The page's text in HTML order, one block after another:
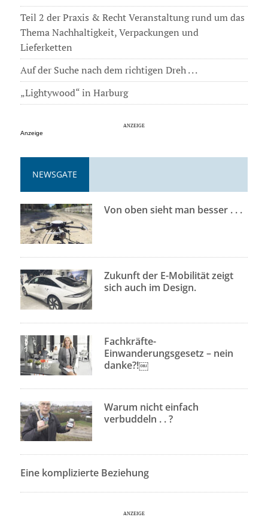
Teil 2 der Praxis & Recht Veranstaltung rund um das
Thema Nachhaltigkeit, Verpackungen und
Lieferketten
Auf der Suche nach dem richtigen Dreh . . .
„Lightywood“ in Harburg
Anzeige
NEWSGATE
Von oben sieht man besser . . .
Zukunft der E-Mobilität zeigt
sich auch im Design.
Fachkräfte-
Einwanderungsgesetz – nein
danke?!￼
Warum nicht einfach
verbuddeln . . ?
Eine komplizierte Beziehung